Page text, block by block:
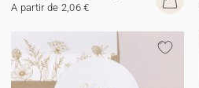
A partir de 2,06 €